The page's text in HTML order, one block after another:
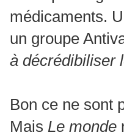
médicaments.
un groupe
à décrédibiliser
Bon ce ne sont
Mais Le monde